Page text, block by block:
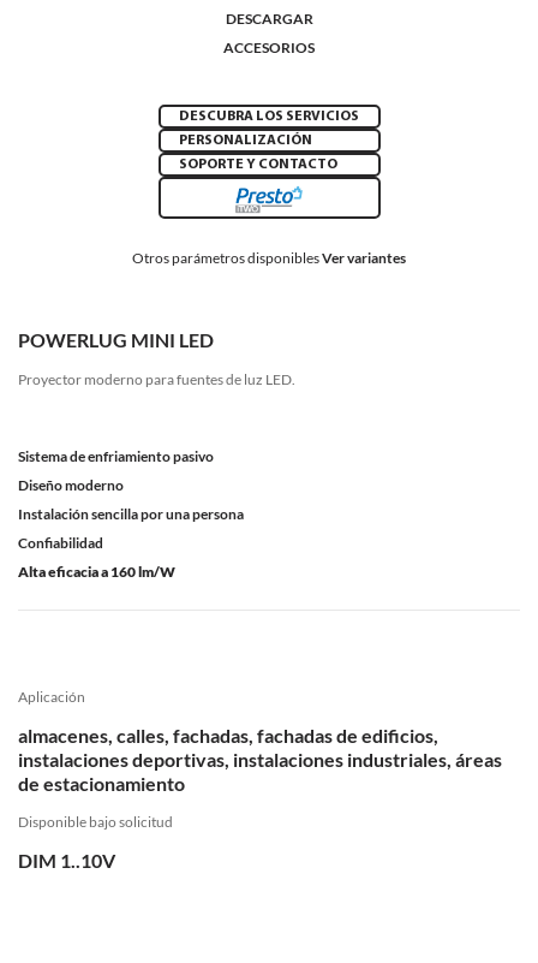
DESCARGAR
ACCESORIOS
DESCUBRA LOS SERVICIOS
PERSONALIZACIÓN
SOPORTE Y CONTACTO
Otros parámetros disponiblesVer variantes
POWERLUG MINI LED
Proyector moderno para fuentes de luz LED.
Sistema de enfriamiento pasivo
Diseño moderno
Instalación sencilla por una persona
Confiabilidad
Alta eficacia a 160 lm/W
Aplicación
almacenes, calles, fachadas, fachadas de edificios,
instalaciones deportivas, instalaciones industriales, áreas
de estacionamiento
Disponible bajo solicitud
DIM 1..10V